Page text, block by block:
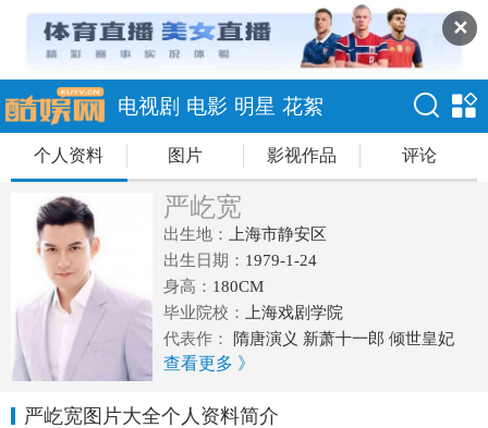
✕
电视剧 电影 明星 花絮
个人资料 图片 影视作品 评论
严屹宽
出生地：
上海市静安区
出生日期： 1979-1-24
身高： 180CM
毕业院校：
上海戏剧学院
代表作：
隋唐演义 新萧十一郎 倾世皇妃
新水浒传 五鼠闹东京 秦王李世民 少年张三
查看更多 》
严屹宽图片大全个人资料简介